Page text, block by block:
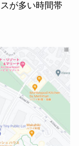
が多い時間帯